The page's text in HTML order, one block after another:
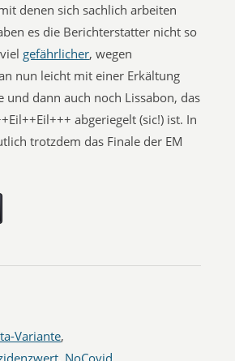
denen sich sachlich arbeiten
es die Berichterstatter nicht so
gefährlicher, wegen
nun leicht mit einer Erkältung
und dann auch noch Lissabon, das
abgeriegelt (sic!) ist. In
trotzdem das Finale der EM
Variante,
, NoCovid